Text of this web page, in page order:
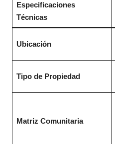
Especificaciones
Técnicas
Ubicación
Tipo de Propiedad
Matriz Comunitaria